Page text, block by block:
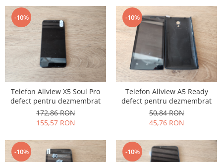
Flex volum
Sonerie
Camera video telefon
Allview
iPhone
LG
Samsung
Sony
Display
-10%
Telefon Allview X5 Soul Pro
defect pentru dezmembrat
172,86 RON
155,57 RON
-10%
Telefon Allview A5 Ready
defect pentru dezmembrat
50,84 RON
45,76 RON
-10% -10%